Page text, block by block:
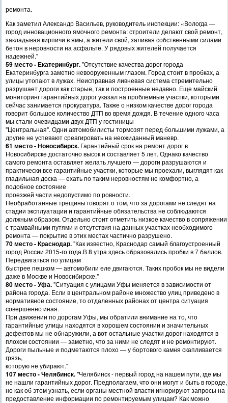
ремонта.
Как заметил Александр Васильев, руководитель инспекции: «Вологда —
город инновационного ямочного ремонта: строители делают свой ремонт,
закладывая кирпичи в ямы, а жители свой, заливая собственными силами
бетон в неровности на асфальте. У рядовых жителей получается
надежней."
59 место - Екатеринбург."Отсутствие качества дорог города
Екатеринбурга заметно невооруженным глазом. Город стоит в пробках, а
улицы утопают в лужах. Неисправная ливневая система стремительно
разрушает дороги как старые, так и построенные недавно. Еще майский
мониторинг гарантийных дорог указал на проблемные участки, которыми
сейчас занимается прокуратура. Также о низком качестве дорог города
говорит большое количество ДТП во время дождя. В течение одного часа
мы стали очевидцами двух ДТП у гостиницы
"Центральная". Одни автомобилисты тормозят перед большими лужами, а
другие не успевают среагировать на неожиданный маневр.
61 место - Новосибирск. Гарантийный срок на ремонт дорог в
Новосибирске достаточно высок и составляет 5 лет. Однако качество
самого ремонта оставляет желать лучшего — дороги разрушаются и
практически все гарантийные участки, которые мы проехали, выглядят как
гладильная доска — ехать по таким неровностям не комфортно, а
подобное состояние
проезжей части недопустимо по ровности.
Необработанные трещины говорят о том, что за дорогами не следят на
стадии эксплуатации и гарантийные обязательства не соблюдаются
должным образом. Отдельно стоит отметить низкое качество в сопряжении
с трамвайными путями и отсутствия на данных участках необходимого
ремонта — покрытие в этих местах частично разрушено.
70 место - Краснодар."Как известно, Краснодар самый благоустроенный
город России 2015-го года.В 8 утра здесь образовались пробки в 7 баллов.
Передвигаться по улицам
быстрее пешком — автомобили еле двигаются. Таких пробок мы не видели
даже в Москве и Новосибирске."
80 место - Уфа."Ситуация с улицами Уфы меняется в зависимости от
района города. Если в центральном районе множество улиц приведено в
нормативное состояние, то отдаленных районах от центра ситуация
совершенно иная.
При движении по дорогам Уфы, мы обратили внимание на то, что
гарантийные улицы находятся в хорошем состоянии и значительных
дефектов мы не обнаружили, а вот остальные участки дорог находятся в
плохом состоянии — заметно, что за ними не следят и не ремонтируют.
Дороги пыльные и подметаются плохо — у бортового камня скапливается
грязь,
которую не убирают."
107 место - Челябинск."Челябинск - первый город на нашем пути, где мы
не нашли гарантийных дорог. Предполагаем, что они могут и быть в городе,
но как об этом узнать, если органы местной власти игнорируют запросы на
предоставление информации по ремонтируемым улицам? Как можно